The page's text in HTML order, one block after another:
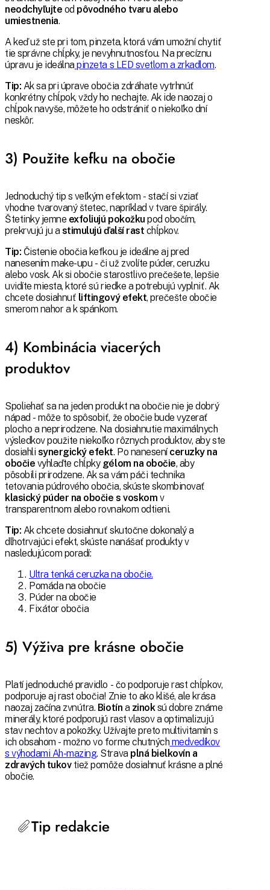
neodchyľujte od pôvodného tvaru alebo
umiestnenia.
A keď už ste pri tom, pinzeta, ktorá vám umožní chytiť
tie správne chĺpky, je nevyhnutnosťou. Na precíznu
úpravu je ideálna pinzeta s LED svetlom a zrkadlom.
Tip: Ak sa pri úprave obočia zdráhate vytrhnúť
konkrétny chĺpok, vždy ho nechajte. Ak ide naozaj o
chĺpok navyše, môžete ho odstrániť o niekoľko dní
neskôr.
3) Použite kefku na obočie
Jednoduchý tip s veľkým efektom - stačí si vziať
vhodne tvarovaný štetec, napríklad v tvare špirály.
Štetinky jemne exfoliujú pokožku pod obočím,
prekrvujú ju a stimulujú ďalší rast chĺpkov.
Tip: Čistenie obočia kefkou je ideálne aj pred
nanesením make-upu - či už zvolíte púder, ceruzku
alebo vosk. Ak si obočie starostlivo prečešete, lepšie
uvidíte miesta, ktoré sú riedke a potrebujú vyplniť. Ak
chcete dosiahnuť liftingový efekt, prečešte obočie
smerom nahor a k spánkom.
4) Kombinácia viacerých
produktov
Spoliehať sa na jeden produkt na obočie nie je dobrý
nápad - môže to spôsobiť, že obočie bude vyzerať
plocho a neprirodzene. Na dosiahnutie maximálnych
výsledkov použite niekoľko rôznych produktov, aby ste
dosiahli synergický efekt. Po naneseníceruzky na
obočie vyhlaďte chĺpky gélom na obočie, aby
pôsobili prirodzene. Ak sa vám páči technika
tetovania púdrového obočia, skúste skombinovať
klasický púder na obočie s voskom v
transparentnom alebo rovnakom odtieni.
Tip: Ak chcete dosiahnuť skutočne dokonalý a
dlhotrvajúci efekt, skúste nanášať produkty v
nasledujúcom poradí:
Ultra tenká ceruzka na obočie.
Pomáda na obočie
Púder na obočie
Fixátor obočia
5) Výživa pre krásne obočie
Platí jednoduché pravidlo - čo podporuje rast chĺpkov,
podporuje aj rast obočia! Znie to ako klišé, ale krása
naozaj začína zvnútra. Biotín a zinoksú dobre známe
minerály, ktoré podporujú rast vlasov a optimalizujú
stav nechtov a pokožky. Užívajte preto multivitamín s
ich obsahom - možno vo forme chutných medvedíkov
s výhodami Ah-mazing. Strava plná bielkovín a
zdravých tukovtiež pomôže dosiahnuť krásne a plné
obočie.
Tip redakcie